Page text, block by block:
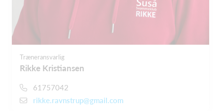
Træneransvarlig
Rikke Kristiansen
61757042
rikke.ravnstrup@gmail.com